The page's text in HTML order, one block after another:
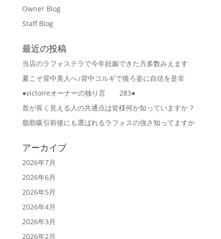
Owner Blog
Staff Blog
最近の投稿
当店のラフォステラで今年妊娠できた方多数みえます
夏こそ背中美人へ♪背中コルギで後ろ姿に自信を是非
●victoireオーナーの独り言 283●
首が長く見える人の共通点は皆様何か知っていますか？
脂肪吸引前後にも選ばれるラフォスの強さ知ってますか
アーカイブ
2026年7月
2026年6月
2026年5月
2026年4月
2026年3月
2026年2月